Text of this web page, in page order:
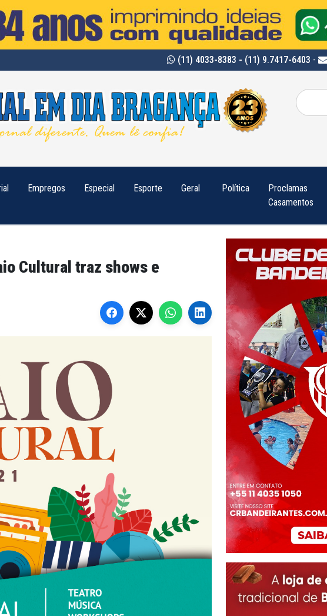
(11) 4033-8383 - (11) 9.7417-6403 -
Pesquisar
por:
Empregos Especial Esporte Geral Política
Proclamas
Casamentos
Cultural traz shows e